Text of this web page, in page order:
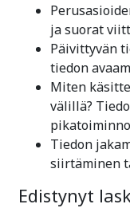
ja suorat
Päivittyvän
tiedon
Miten
välillä?
Tiedon
siirtäminen
Edistynyt